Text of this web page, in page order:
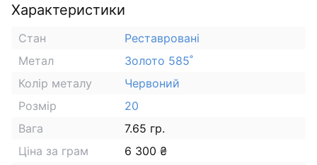
Характеристики
Стан
Реставровані
Метал
Золото 585˚
Колір металу
Червоний
Розмір
20
Вага
7.65 гр.
Ціна за грам
6 300 ₴